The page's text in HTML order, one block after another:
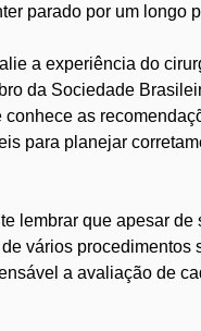
parado por um longo
a experiência do
da Sociedade
conhece as
para planejar
lembrar que apesar de
vários procedimentos
a avaliação de